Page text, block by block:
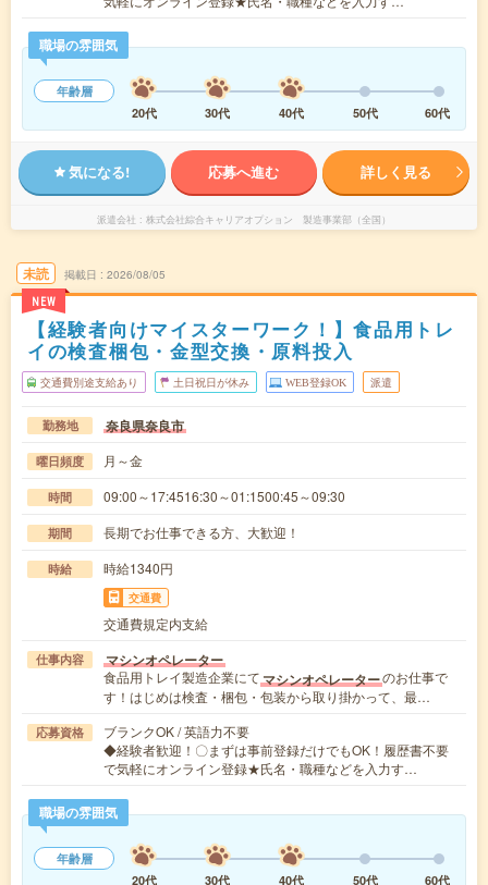
職場の雰囲気
年齢層
20代
30代 40代 50代 60代
気になる! 応募へ進む 詳しく見る
派遣会社 株式会社綜合キャリアオプション 製造事業部（全国）
未読
NEW
掲載日 2026/08/05
【経験者向けマイスターワーク！】食品用トレ
イの検査梱包・金型交換・原料投入
交通費別途支給あり 土日祝日が休み WEB登録OK 派遣
勤務地 奈良県奈良市
曜日頻度 月～金
時間 09:00～17:4516:30～01:1500:45～09:30
期間 長期でお仕事できる方、大歓迎！
時給 時給1340円
交通費
交通費規定内支給
仕事内容 マシンオペレーター
食品用トレイ製造企業にてマシンオペレーターのお仕事で
す！はじめは検査・梱包・包装から取り掛かって、最…
応募資格
ブランクOK / 英語力不要
◆経験者歓迎！〇まずは事前登録だけでもOK！履歴書不要
で気軽にオンライン登録★氏名・職種などを入力す…
職場の雰囲気
年齢層
20代
30代 40代 50代 60代